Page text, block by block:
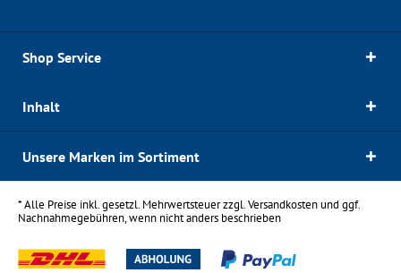
Shop Service
Inhalt
Unsere Marken im Sortiment
* Alle Preise inkl. gesetzl. Mehrwertsteuer zzgl.Versandkostenund ggf.
Nachnahmegebühren, wenn nicht anders beschrieben